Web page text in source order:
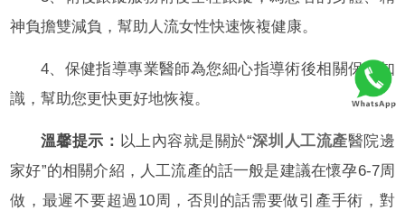
神負擔雙減負，幫助人流女性快速恢複健康。
4、保健指導專業醫師為您細心指導術後相關保健知
識，幫助您更快更好地恢複。
溫馨提示： 以上內容就是關於“深圳人工流產醫院邊
家好”的相關介紹，人工流產的話一般是建議在懷孕6-7周
做，最遲不要超過10周，否則的話需要做引產手術，對